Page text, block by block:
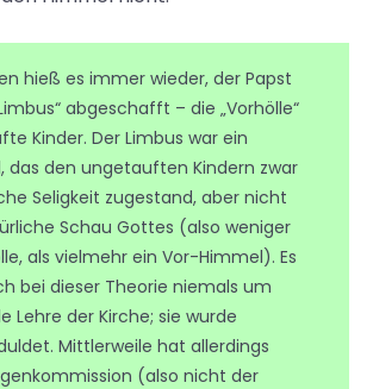
hieß es immer wieder, der Papst
abgeschafft – die „Vorhölle“
Kinder. Der Limbus war ein
das den ungetauften Kindern zwar
Seligkeit zugestand, aber nicht
Schau Gottes (also weniger
als vielmehr ein Vor-Himmel). Es
bei dieser Theorie niemals um
Lehre der Kirche; sie wurde
Mittlerweile hat allerdings
(also nicht der